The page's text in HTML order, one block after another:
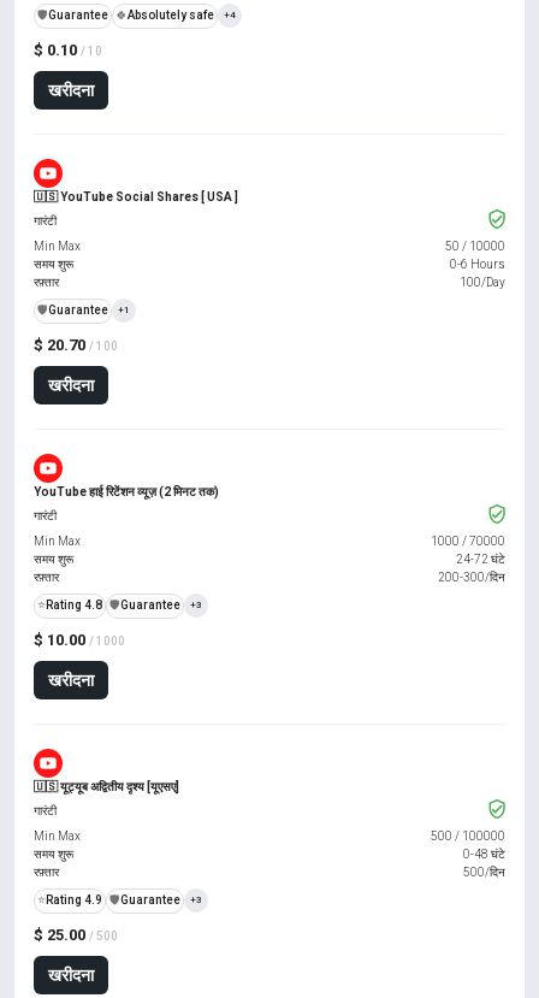
$ 0.10 / 10
खरीदना
️🛡️Guarantee 🍀Absolutely safe +4
🇺🇸 YouTube Social Shares [ USA ]
$ 20.70 / 100
खरीदना
गारंटी
Min Max
50 / 10000
समय शुरू
0-6 Hours
रफ़्तार
100/Day
️🛡️Guarantee +1
YouTube हाई रिटेंशन व्यूज़ (2 मिनट तक)
$ 10.00 / 1000
खरीदना
गारंटी
Min Max
1000 /70000
समय शुरू
24-72 घंटे
रफ़्तार
200-300/दिन
⭐ Rating 4.8 ️🛡️Guarantee +3
🇺🇸 यूट्यूब अद्वितीय दृश्य [यूएसए]
$ 25.00 / 500
खरीदना
गारंटी
Min Max
500 / 100000
समय शुरू
0-48 घंटे
रफ़्तार
500/दिन
⭐ Rating 4.9 ️🛡️Guarantee +3